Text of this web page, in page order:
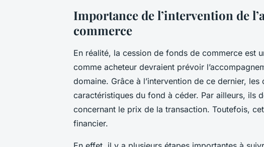
Importance de l’intervention de
commerce
En réalité, la cession de fonds de commerce est
comme acheteur devraient prévoir
domaine. Grâce à l’intervention de ce dernier,
caractéristiques du fond à céder. Par ailleurs, ils
concernant le prix de la transaction. Toutefois,
financier.